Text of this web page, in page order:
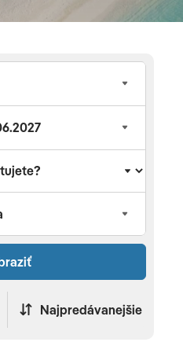
stredísk nechýbajú
Najpredávanejšie